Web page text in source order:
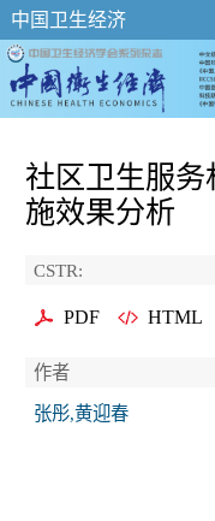
中国卫生经济
社区卫生服
施效果分析
CSTR:
PDF HTML
作者
张彤,黄迎春